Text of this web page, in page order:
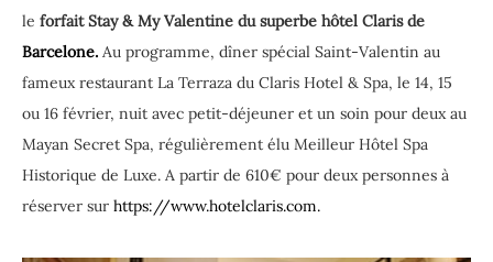
le forfait Stay & My Valentine du superbe hôtel Claris de
Barcelone. Au programme, dîner spécial Saint-Valentin au
fameux restaurant La Terraza du Claris Hotel & Spa, le 14, 15
ou 16 février, nuit avec petit-déjeuner et un soin pour deux au
Mayan Secret Spa, régulièrement élu Meilleur Hôtel Spa
Historique de Luxe. A partir de 610€ pour deux personnes à
réserver sur https://www.hotelclaris.com.